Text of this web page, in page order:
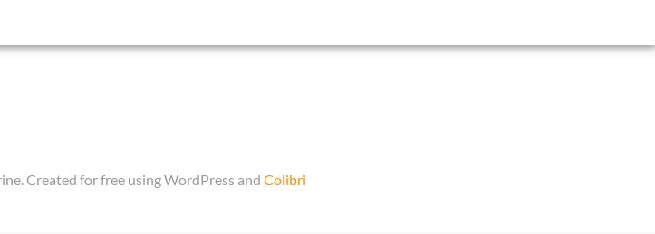
Created for free using WordPress and Colibri